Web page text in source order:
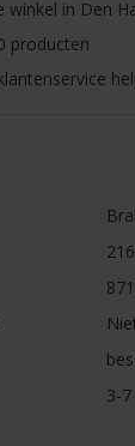
winkel in Den
producten
3-